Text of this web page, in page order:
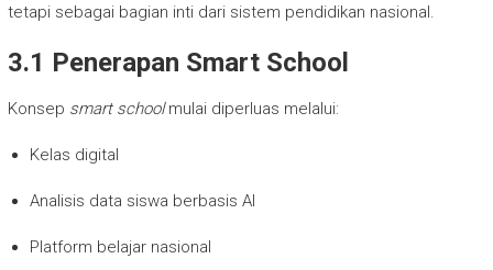
tetapi sebagai bagian inti dari sistem pendidikan nasional.
3.1 Penerapan Smart School
Konsep smart schoolmulai diperluas melalui:
Kelas digital
Analisis data siswa berbasis AI
Platform belajar nasional